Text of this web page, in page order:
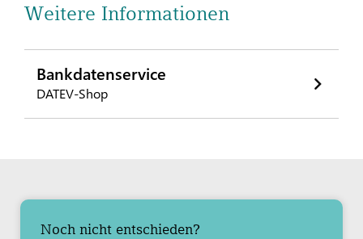
Weitere Informationen
Bankdatenservice
DATEV-Shop
Noch nicht entschieden?